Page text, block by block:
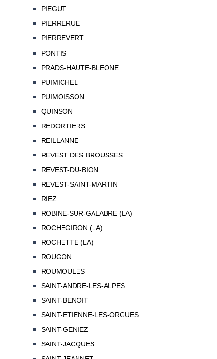
PIEGUT
PIERRERUE
PIERREVERT
PONTIS
PRADS-HAUTE-BLEONE
PUIMICHEL
PUIMOISSON
QUINSON
REDORTIERS
REILLANNE
REVEST-DES-BROUSSES
REVEST-DU-BION
REVEST-SAINT-MARTIN
RIEZ
ROBINE-SUR-GALABRE (LA)
ROCHEGIRON (LA)
ROCHETTE (LA)
ROUGON
ROUMOULES
SAINT-ANDRE-LES-ALPES
SAINT-BENOIT
SAINT-ETIENNE-LES-ORGUES
SAINT-GENIEZ
SAINT-JACQUES